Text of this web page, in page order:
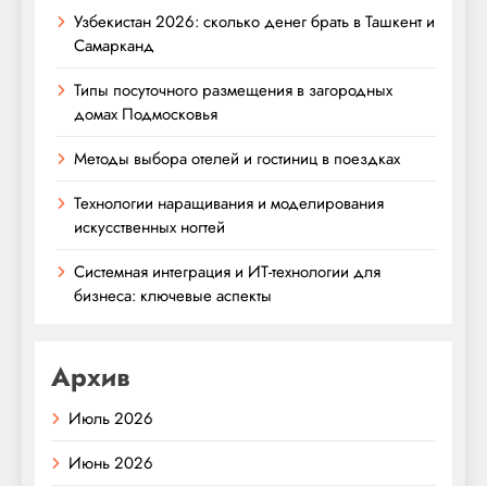
Узбекистан 2026: сколько денег брать в Ташкент и
Самарканд
Типы посуточного размещения в загородных
домах Подмосковья
Методы выбора отелей и гостиниц в поездках
Технологии наращивания и моделирования
искусственных ногтей
Системная интеграция и ИТ-технологии для
бизнеса: ключевые аспекты
Архив
Июль 2026
Июнь 2026